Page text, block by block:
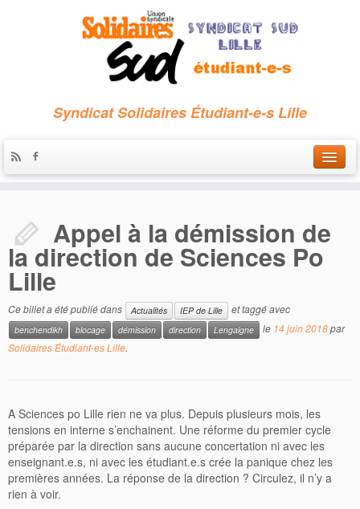
Syndicat Solidaires Étudiant-e-s Lille
Qui sommes-nous ?
Nous contacter
Appel à la démission de
la direction de Sciences Po
Lille
Ce billet a été publié dans Actualités IEP de Lille et taggé avec
benchendikh blocage démission direction Lengaigne le 14 juin 2018par
Solidaires Étudiant-es Lille.
A Sciences po Lille rien ne va plus. Depuis plusieurs mois, les
tensions en interne s’enchainent. Une réforme du premier cycle
préparée par la direction sans aucune concertation ni avec les
enseignant.e.s, ni avec les étudiant.e.s crée la panique chez les
premières années. La réponse de la direction ? Circulez, il n’y a
rien à voir.